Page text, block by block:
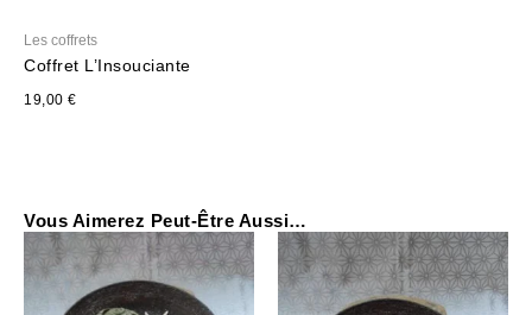
Les coffrets
Coffret L’Insouciante
19,00 €
Vous Aimerez Peut-Être Aussi…